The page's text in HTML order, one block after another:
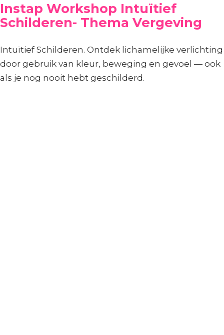
Instap Workshop Intuïtief
Schilderen- Thema Vergeving
Intuïtief Schilderen. Ontdek lichamelijke verlichting
door gebruik van kleur, beweging en gevoel — ook
als je nog nooit hebt geschilderd.